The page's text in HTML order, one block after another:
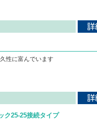
性に富んでいます
ク25-25接続タイプ